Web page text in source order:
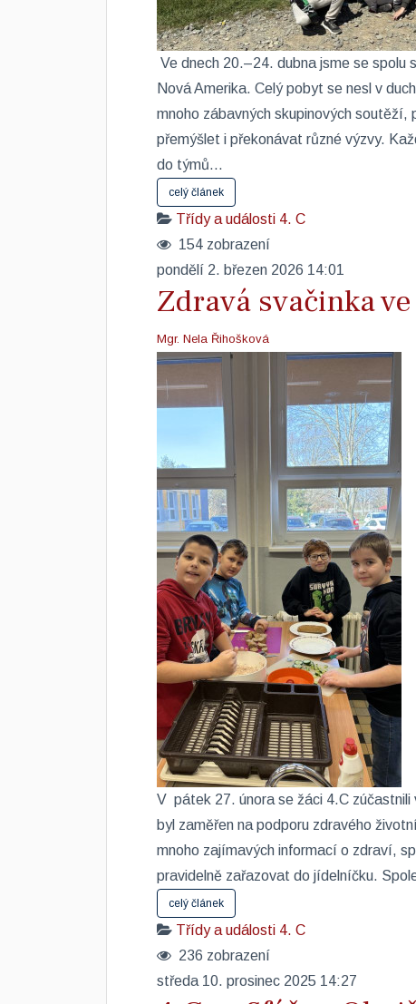
Ve dnech 20.–24. dubna jsme se
Nová Amerika. Celý pobyt se nesl v
mnoho zábavných skupinových soutěží,
přemýšlet i překonávat různé výzvy.
do týmů...
celý článek
Třídy a události 4. C
154 zobrazení
pondělí 2. březen 2026 14:01
Zdravá svačinka
Mgr. Nela Řihošková
​V pátek 27. února se žáci 4.C
byl zaměřen na podporu zdravého
mnoho zajímavých informací o zdraví,
pravidelně zařazovat do jídelníčku.
celý článek
Třídy a události 4. C
236 zobrazení
středa 10. prosinec 2025 14:27